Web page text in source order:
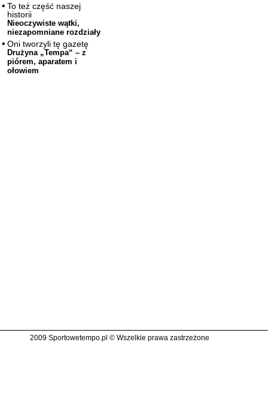
To też część naszej
historii
Nieoczywiste wątki,
niezapomniane rozdziały
Oni tworzyli tę gazetę
Drużyna „Tempa“ – z
piórem, aparatem i
ołowiem
2009 Sportowetempo.pl © Wszelkie prawa zastrzeżone